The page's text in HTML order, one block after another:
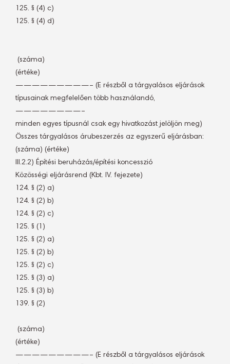
125. § (4) c)
125. § (4) d)
 (száma)
(értéke)
—————————– (E részből a tárgyalásos eljárások
típusainak megfelelően több használandó,
————————–
minden egyes típusnál csak egy hivatkozást jelöljön meg)
Összes tárgyalásos árubeszerzés az egyszerű eljárásban: 
(száma) (értéke)
III.2.2) Építési beruházás/építési koncesszió
Közösségi eljárásrend (Kbt. IV. fejezete)
124. § (2) a)
124. § (2) b)
124. § (2) c)
125. § (1)
125. § (2) a)
125. § (2) b)
125. § (2) c)
125. § (3) a)
125. § (3) b)
139. § (2)
 (száma)
(értéke)
—————————– (E részből a tárgyalásos eljárások